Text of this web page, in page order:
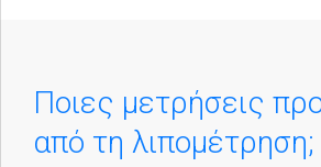
Ποιες μετρήσεις
από τη λιπομέτρηση;